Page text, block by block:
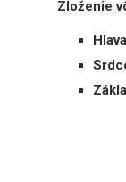
Zloženie